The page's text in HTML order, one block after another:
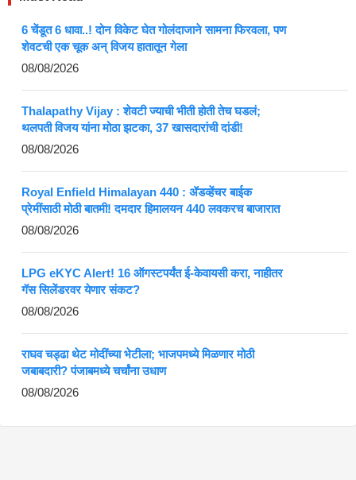
6 चेंडूत 6 धावा..! दोन विकेट घेत गोलंदाजाने सामना फिरवला, पण
शेवटची एक चूक अन् विजय हातातून गेला
08/08/2026
Thalapathy Vijay : शेवटी ज्याची भीती होती तेच घडलं;
थलपती विजय यांना मोठा झटका, 37 खासदारांची दांडी!
08/08/2026
Royal Enfield Himalayan 440 : ॲडव्हेंचर बाईक
प्रेमींसाठी मोठी बातमी! दमदार हिमालयन 440 लवकरच बाजारात
08/08/2026
LPG eKYC Alert! 16 ऑगस्टपर्यंत ई-केवायसी करा, नाहीतर
गॅस सिलेंडरवर येणार संकट?
08/08/2026
राघव चड्ढा थेट मोदींच्या भेटीला; भाजपमध्ये मिळणार मोठी
जबाबदारी? पंजाबमध्ये चर्चांना उधाण
08/08/2026